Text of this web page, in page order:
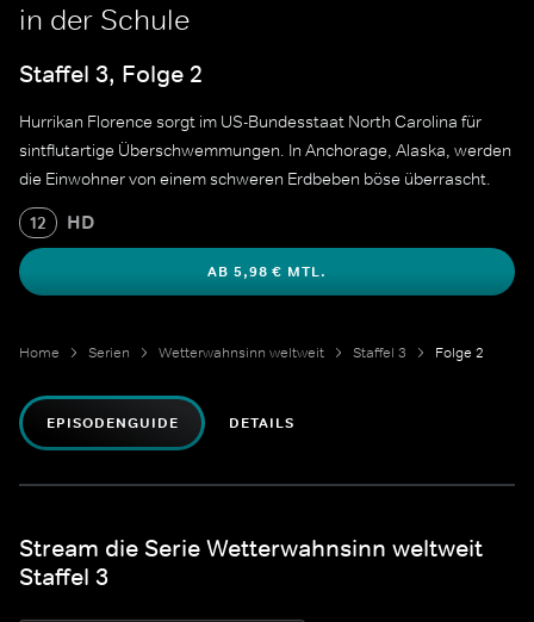
in der Schule
Staffel 3, Folge 2
Hurrikan Florence sorgt im US-Bundesstaat North Carolina für
sintflutartige Überschwemmungen. In Anchorage, Alaska, werden
die Einwohner von einem schweren Erdbeben böse überrascht.
12 HD
AB 5,98 € MTL.
Home Serien Wetterwahnsinn weltweit Staffel 3 Folge 2
EPISODENGUIDE DETAILS
Stream die Serie Wetterwahnsinn weltweit
Staffel 3